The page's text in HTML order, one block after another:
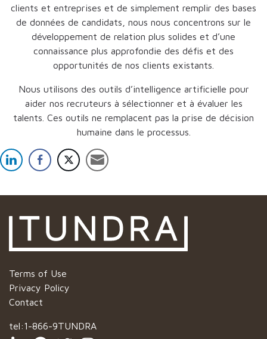
clients et entreprises et de simplement remplir des bases
de données de candidats, nous nous concentrons sur le
développement de relation plus solides et d’une
connaissance plus approfondie des défis et des
opportunités de nos clients existants.
Nous utilisons des outils d’intelligence artificielle pour
aider nos recruteurs à sélectionner et à évaluer les
talents. Ces outils ne remplacent pas la prise de décision
humaine dans le processus.
Terms of Use
Privacy Policy
Contact
tel:1-866-9TUNDRA